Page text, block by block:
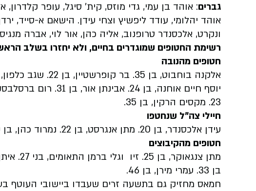
גברים: אוהד בן עמי, גדי מוזס, קית' סיגל, עופר
אוהד יהלומי, עודד ליפשיץ וצחי עידן. הישאם א-סייד,
ונקרט, אלכסנדר טרופנוב, אליה כהן, אור לוי, אברה
רשימת החטופים שמוגדרים בחיים, ולא יחזרו בשלב
חטופים מהנובה
23. מקסים הרקין, בן 35.
חיילי צה"ל שנחטפו
עידן אלכסנדר, בן 20. מתן אנגרסט, בן 22. נמרוד כהן, בן 20. תמיר נמרודי, בן 20.
חטופים מהקיבוצים
בן 33. עמרי מירן, בן 46.